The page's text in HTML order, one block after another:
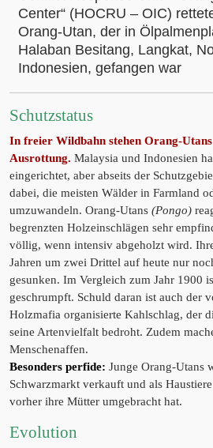
Center“ (HOCRU – OIC)
Orang-Utan, der in
Halaban Besitang, Langkat,
Indonesien, gefangen war
Schutzstatus
In freier Wildbahn stehen Orang-
Ausrottung. Malaysia und Indonesien
eingerichtet, aber abseits der
dabei, die meisten Wälder in Farmland
umzuwandeln. Orang-Utans (Pongo)
begrenzten Holzeinschlägen sehr
völlig, wenn intensiv abgeholzt wird.
Jahren um zwei Drittel auf heute nur
gesunken. Im Vergleich zum Jahr 1900
geschrumpft. Schuld daran ist auch der
Holzmafia organisierte Kahlschlag, der
seine Artenvielfalt bedroht. Zudem
Menschenaffen.
Besonders perfide: Junge Orang-Utans
Schwarzmarkt verkauft und als
vorher ihre Mütter umgebracht hat.
Evolution